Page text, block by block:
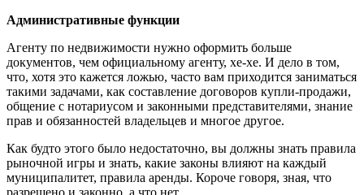
Административные функции
Агенту по недвижимости нужно оформить больше
документов, чем официальному агенту, хе-хе. И дело в том,
что, хотя это кажется ложью, часто вам приходится заниматься
такими задачами, как составление договоров купли-продажи,
общение с нотариусом и законными представителями, знание
прав и обязанностей владельцев и многое другое.
Как будто этого было недостаточно, вы должны знать правила
рыночной игры и знать, какие законы влияют на каждый
муниципалитет, правила аренды. Короче говоря, зная, что
разрешено и законно, а что нет.